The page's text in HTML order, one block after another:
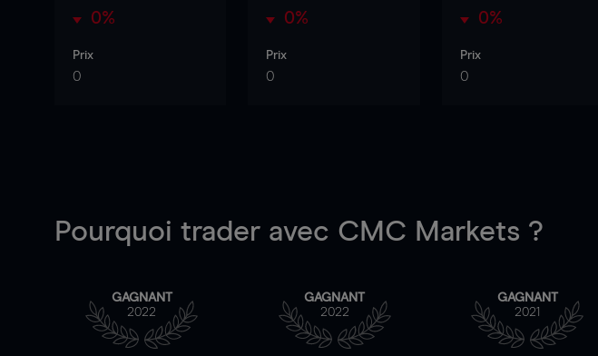
0%
Prix
0
0%
Prix
0
0%
Prix
0
Pourquoi trader avec CMC Markets ?
GAGNANT
2022
GAGNANT
2022
GAGNANT
2021